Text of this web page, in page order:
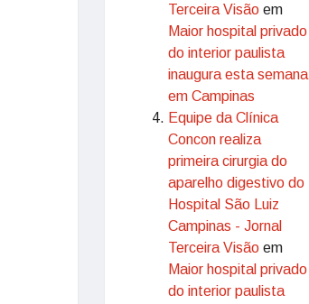
Terceira Visão em
Maior hospital privado
do interior paulista
inaugura esta semana
em Campinas
Equipe da Clínica
Concon realiza
primeira cirurgia do
aparelho digestivo do
Hospital São Luiz
Campinas - Jornal
Terceira Visão em
Maior hospital privado
do interior paulista